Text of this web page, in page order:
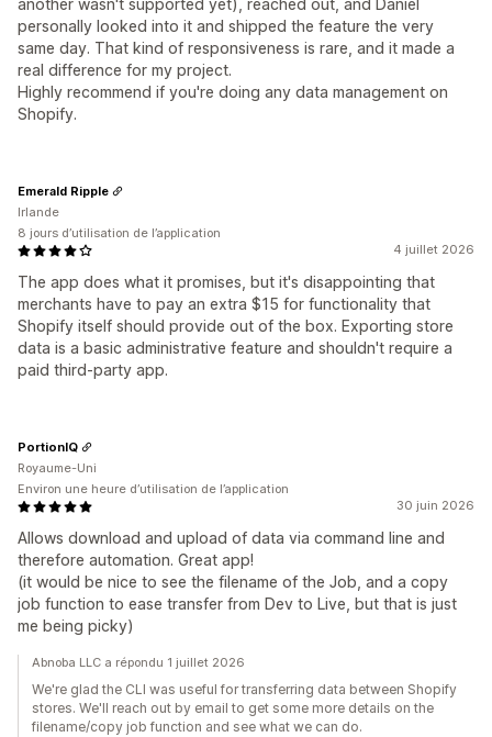
another wasn't supported yet), reached out, and Daniel
personally looked into it and shipped the feature the very
same day. That kind of responsiveness is rare, and it made a
real difference for my project.
Highly recommend if you're doing any data management on
Shopify.
4 juillet 2026
The app does what it promises, but it's disappointing that
merchants have to pay an extra $15 for functionality that
Shopify itself should provide out of the box. Exporting store
data is a basic administrative feature and shouldn't require a
paid third-party app.
Emerald Ripple
Irlande
8 jours d’utilisation de l’application
30 juin 2026
Allows download and upload of data via command line and
therefore automation. Great app!
(it would be nice to see the filename of the Job, and a copy
job function to ease transfer from Dev to Live, but that is just
me being picky)
PortionIQ
Royaume-Uni
Environ une heure d’utilisation de l’application
Abnoba LLC a répondu 1 juillet 2026
We're glad the CLI was useful for transferring data between Shopify
stores. We'll reach out by email to get some more details on the
filename/copy job function and see what we can do.